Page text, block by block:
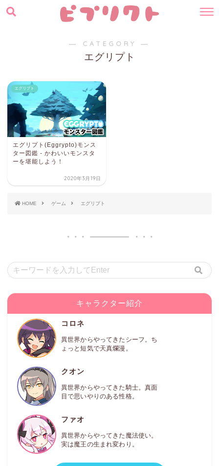
― CATEGORY ―
エグリプト
エグリプト
エグリプト(Eggrypto)モンス
ター図鑑 - かわいいモンスタ
ーを堪能しよう！
2020年3月19日
HOME ゲーム エグリプト
キャラクター紹介
コロネ
異世界からやってきたシーフ。ち
ょっと短気で天真爛漫。
クオン
異世界からやってきた騎士。真面
目で思いやりのある性格。
ファオ
異世界からやってきた魔法使い。
実は魔王の生まれ変わり。